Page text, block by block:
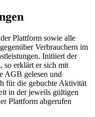
Plattform sowie alle
Verbrauchern im
Initiiert der
so erklärt er sich mit
AGB gelesen und
für die gebuchte Aktivität
in der jeweils gültigen
Plattform abgerufen